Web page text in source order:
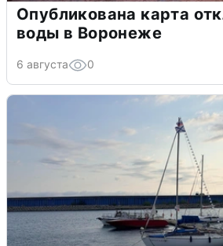
Опубликована карта
воды в Воронеже
6 августа 0